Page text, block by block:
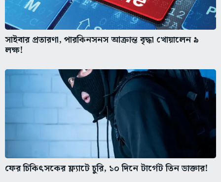
সাইবার প্রতারণা, পারকিনসনস আক্রান্ত বৃদ্ধা খোয়ালেন ৯
লক্ষ!
ফের চিকিৎসকের ফ্ল্যাটে চুরি, ১০ দিনে টার্গেট তিন ডাক্তার!